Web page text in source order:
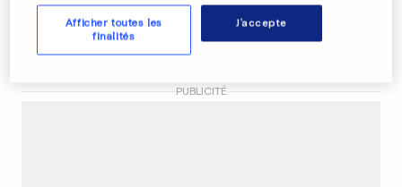
en train de torturer deux
chats
1
PUBLICITÉ
Afficher toutes les
finalités
J'accepte